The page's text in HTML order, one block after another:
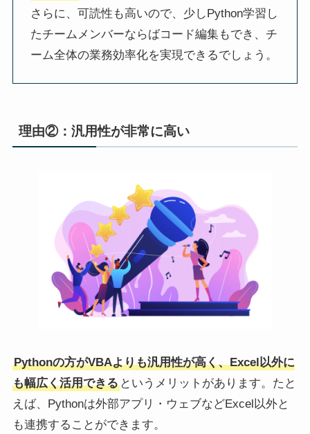
さらに、可読性も高いので、少しPython学習し
たチームメンバーならばコード編集もでき、チ
ーム全体の業務効率化を実現できるでしょう。
理由②：汎用性が非常に高い
Pythonの方がVBAよりも汎用性が高く、Excel以外に
も幅広く活用できるというメリットがあります。たと
えば、Pythonは外部アプリ・ウェブなどExcel以外と
も連携することができます。